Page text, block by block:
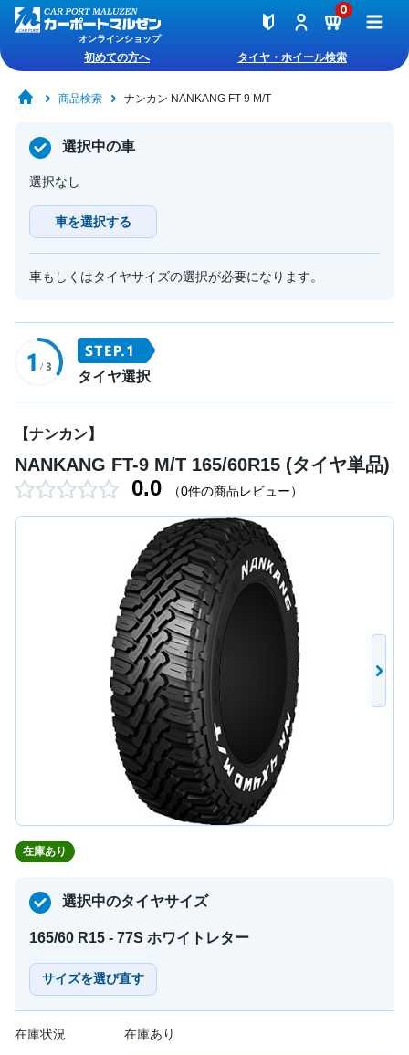
オンラインショップ
0
初めての方へ タイヤ・ホイール検索
商品検索 ナンカン NANKANG FT-9 M/T
選択中の車
選択なし
車を選択する
車もしくはタイヤサイズの選択が必要になります。
タイヤ選択
【ナンカン】
NANKANG FT-9 M/T 165/60R15 (タイヤ単品)
0.0 （0件の商品レビュー）
在庫あり
選択中のタイヤサイズ
165/60 R15 - 77S ホワイトレター
サイズを選び直す
在庫状況 在庫あり